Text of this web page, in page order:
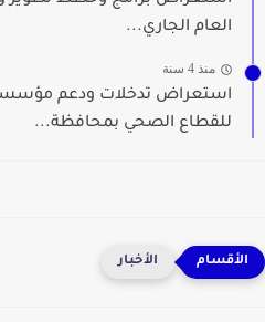
العام الجاري...
منذ 4 سنة
استعراض تدخلات ودعم مؤسسة
للقطاع الصحي بمحافظة...
الأخبار